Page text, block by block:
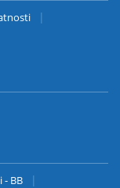
- BB